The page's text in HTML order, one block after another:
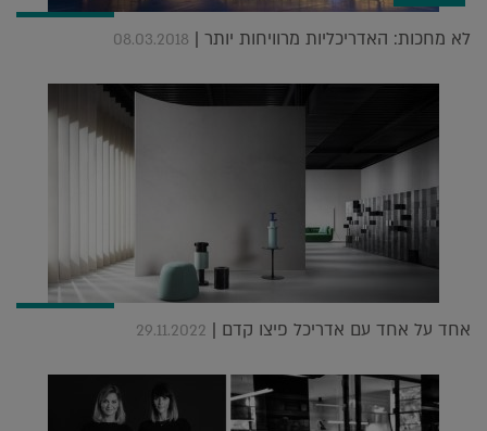
לא מחכות: האדריכליות מרוויחות יותר | 08.03.2018
אחד על אחד עם אדריכל פיצו קדם | 29.11.2022